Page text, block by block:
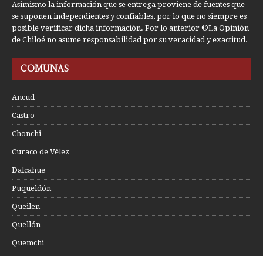
Asimismo la información que se entrega proviene de fuentes que
se suponen independientes y confiables, por lo que no siempre es
posible verificar dicha información. Por lo anterior ©La Opinión
de Chiloé no asume responsabilidad por su veracidad y exactitud.
COMUNAS
Ancud
Castro
Chonchi
Curaco de Vélez
Dalcahue
Puqueldón
Queilen
Quellón
Quemchi